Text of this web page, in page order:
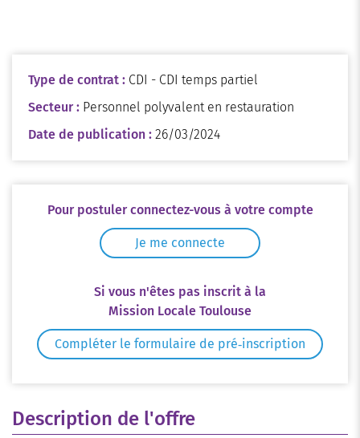
Description de l'offre
Type de contrat : CDI - CDI temps partiel
Secteur : Personnel polyvalent en restauration
Date de publication : 26/03/2024
Pour postuler connectez-vous à votre compte
Je me connecte
Si vous n'êtes pas inscrit à la
Mission Locale Toulouse
Compléter le formulaire de pré‑inscription